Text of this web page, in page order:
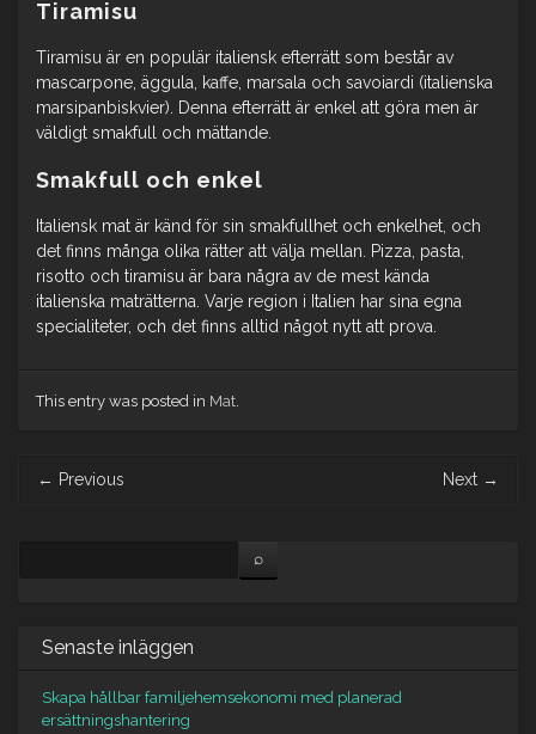
Tiramisu
Tiramisu är en populär italiensk efterrätt som består av
mascarpone, äggula, kaffe, marsala och savoiardi (italienska
marsipanbiskvier). Denna efterrätt är enkel att göra men är
väldigt smakfull och mättande.
Smakfull och enkel
Italiensk mat är känd för sin smakfullhet och enkelhet, och
det finns många olika rätter att välja mellan. Pizza, pasta,
risotto och tiramisu är bara några av de mest kända
italienska maträtterna. Varje region i Italien har sina egna
specialiteter, och det finns alltid något nytt att prova.
This entry was posted in Mat
navigation
← Previous Next →
Senaste inläggen
Skapa hållbar familjehemsekonomi med planerad
ersättningshantering